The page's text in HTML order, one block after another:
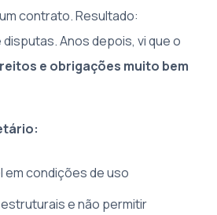
contrato. Resultado:
Anos depois, vi que o
e obrigações muito bem
em condições de uso
e não permitir